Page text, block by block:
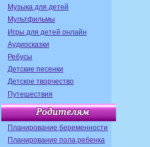
Музыка для детей
Мультфильмы
Игры для детей онлайн
Аудиосказки
Ребусы
Детские песенки
Детское творчество
Путешествия
Планирование беременности
Планирование пола ребенка